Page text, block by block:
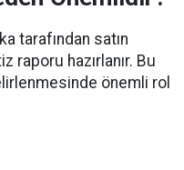
tarafından satın
raporu hazırlanır. Bu
önemli rol